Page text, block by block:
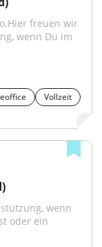
freuen wir
wenn Du im
Vollzeit
wenn
oder ein